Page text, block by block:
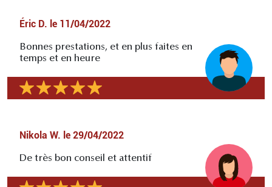
Éric D. le 11/04/2022
Bonnes prestations, et en plus faites en
temps et en heure
Nikola W. le 29/04/2022
De très bon conseil et attentif